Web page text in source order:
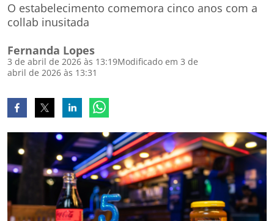
O estabelecimento comemora cinco anos com a
collab inusitada
Fernanda Lopes
3 de abril de 2026 às 13:19Modificado em 3 de
abril de 2026 às 13:31